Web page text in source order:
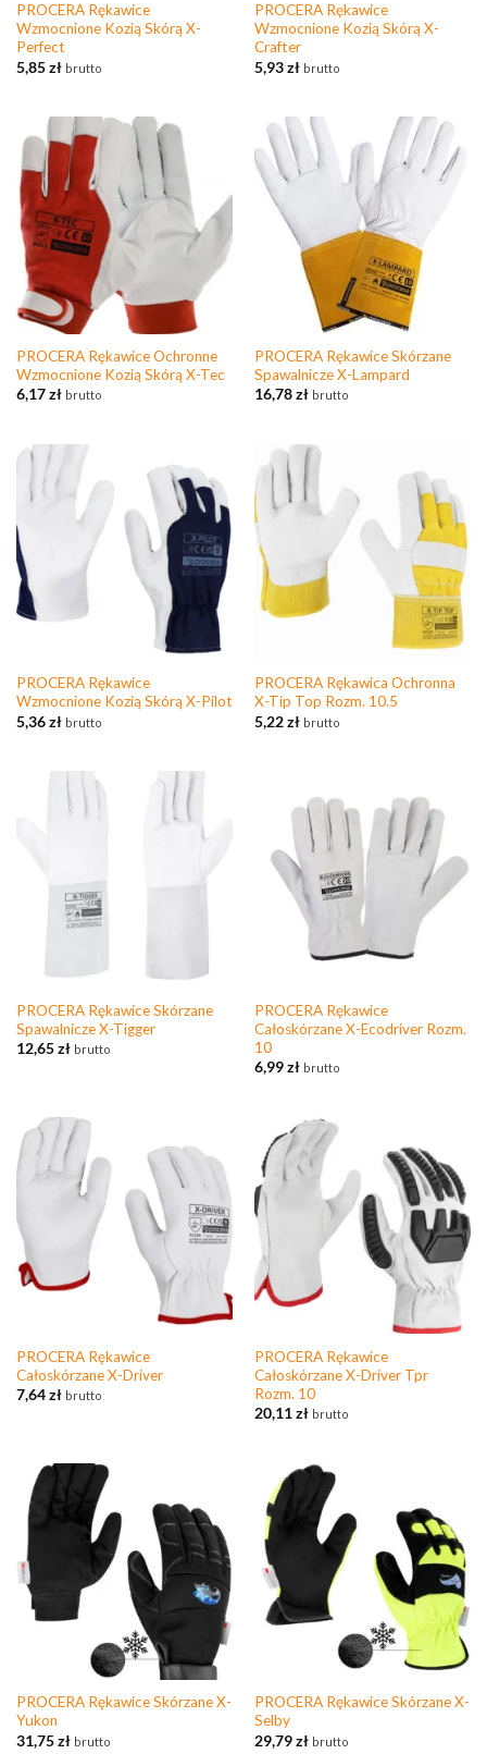
PROCERA Rękawice
Wzmocnione Kozią Skórą X-
Perfect
5,85zł brutto
PROCERA Rękawice
Wzmocnione Kozią Skórą X-
Crafter
5,93zł brutto
PROCERA Rękawice Ochronne
Wzmocnione Kozią Skórą X-Tec
6,17zł brutto
PROCERA Rękawice Skórzane
Spawalnicze X-Lampard
16,78zł brutto
PROCERA Rękawice
Wzmocnione Kozią Skórą X-Pilot
5,36zł brutto
PROCERA Rękawica Ochronna
X-Tip Top Rozm. 10.5
5,22zł brutto
PROCERA Rękawice Skórzane
Spawalnicze X-Tigger
12,65zł brutto
PROCERA Rękawice
Całoskórzane X-Ecodriver Rozm.
10
6,99zł brutto
PROCERA Rękawice
Całoskórzane X-Driver
7,64zł brutto
PROCERA Rękawice
Całoskórzane X-Driver Tpr
Rozm. 10
20,11zł brutto
PROCERA Rękawice Skórzane X-
Yukon
31,75zł brutto
PROCERA Rękawice Skórzane X-
Selby
29,79zł brutto